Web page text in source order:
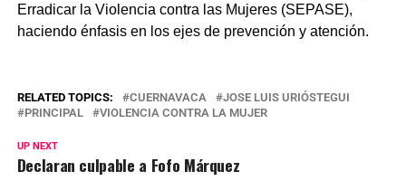
Erradicar la Violencia contra las Mujeres (SEPASE),
haciendo énfasis en los ejes de prevención y atención.
RELATED TOPICS: CUERNAVACA
JOSE LUIS URIÓSTEGUI
PRINCIPAL
VIOLENCIA CONTRA LA MUJER
UP NEXT
Declaran culpable a Fofo Márquez